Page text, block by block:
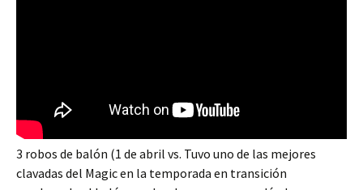
3 robos de balón (1 de abril vs. Tuvo uno de las mejores
clavadas del Magic en la temporada en transición